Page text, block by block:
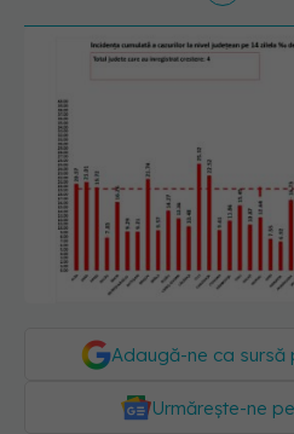
Adaugă-ne ca
Urmărește-ne